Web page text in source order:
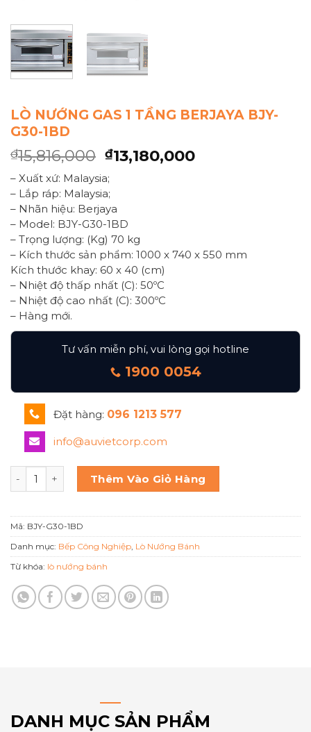
LÒ NƯỚNG GAS 1 TẦNG BERJAYA BJY-
G30-1BD
₫15,816,000 ₫13,180,000
– Xuất xứ: Malaysia;
– Lắp ráp: Malaysia;
– Nhãn hiệu: Berjaya
– Model: BJY-G30-1BD
– Trọng lượng: (Kg) 70 kg
– Kích thước sản phẩm: 1000 x 740 x 550 mm
Kích thước khay: 60 x 40 (cm)
– Nhiệt độ thấp nhất (C): 50ºC
– Nhiệt độ cao nhất (C): 300ºC
– Hàng mới.
Tư vấn miễn phí, vui lòng gọi hotline
1900 0054
Đặt hàng: 096 1213 577
info@auvietcorp.com
LÒ NƯỚNG GAS 1 TẦNG BERJAYA BJY-G30-1BD số lượng
Thêm Vào Giỏ Hàng
Mã: BJY-G30-1BD
Danh mục: Bếp Công Nghiệp Lò Nướng Bánh
Từ khóa: lò nướng bánh
DANH MỤC SẢN PHẨM